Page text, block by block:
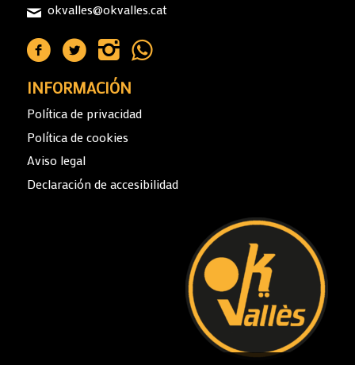
okvalles@okvalles.cat
INFORMACIÓN
Política de privacidad
Política de cookies
Aviso legal
Declaración de accesibilidad